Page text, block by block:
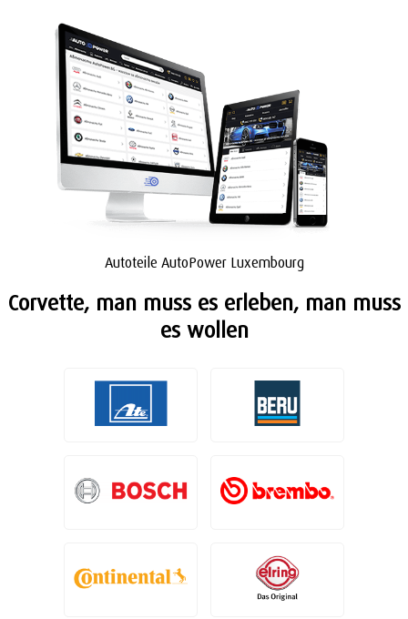
Autoteile AutoPower Luxembourg
Corvette, man muss es erleben, man muss
es wollen